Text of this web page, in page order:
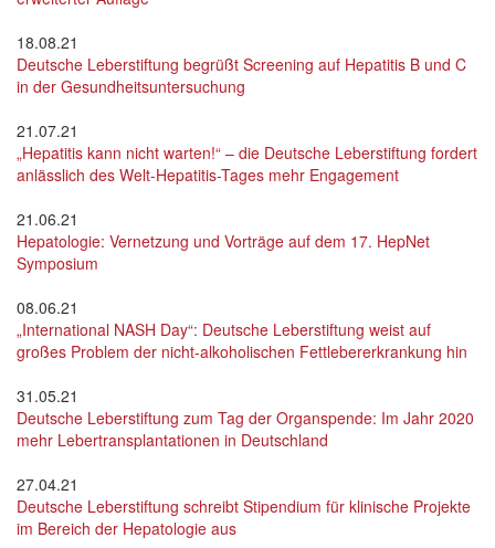
18.08.21
Deutsche Leberstiftung begrüßt Screening auf Hepatitis B und C
in der Gesundheitsuntersuchung
21.07.21
„Hepatitis kann nicht warten!“ – die Deutsche Leberstiftung fordert
anlässlich des Welt-Hepatitis-Tages mehr Engagement
21.06.21
Hepatologie: Vernetzung und Vorträge auf dem 17. HepNet
Symposium
08.06.21
„International NASH Day“: Deutsche Leberstiftung weist auf
großes Problem der nicht-alkoholischen Fettlebererkrankung hin
31.05.21
Deutsche Leberstiftung zum Tag der Organspende: Im Jahr 2020
mehr Lebertransplantationen in Deutschland
27.04.21
Deutsche Leberstiftung schreibt Stipendium für klinische Projekte
im Bereich der Hepatologie aus